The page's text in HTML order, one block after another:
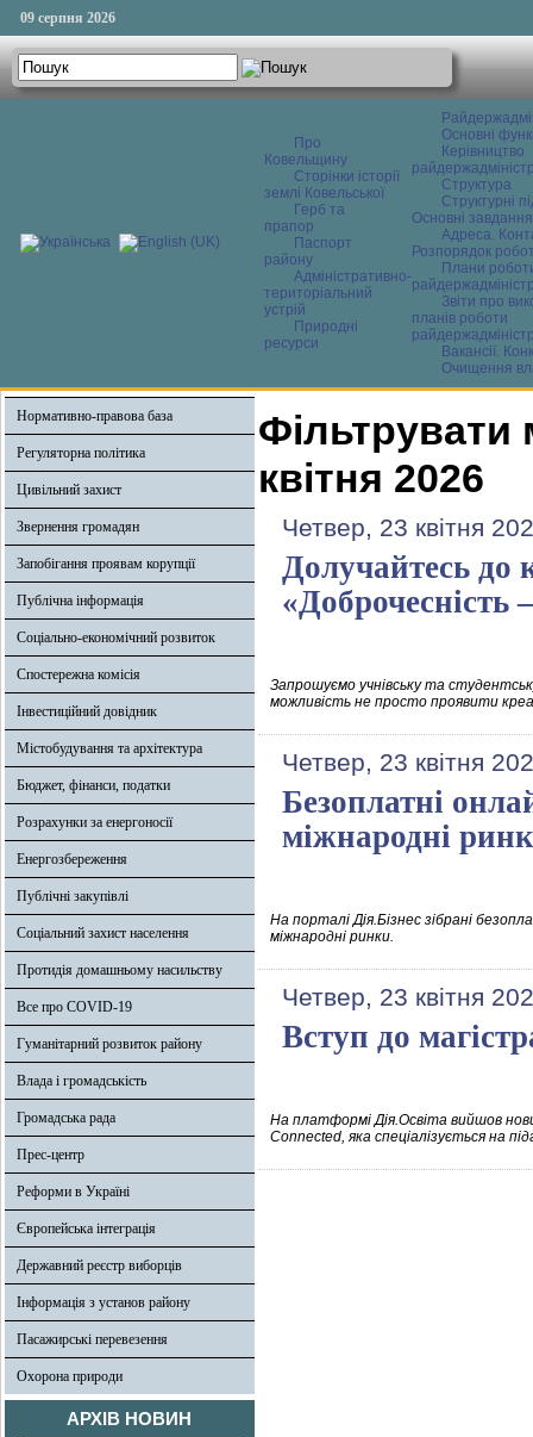
09 серпня 2026
Про
Ковельщину
Сторінки історії
землі Ковельської
Герб та
прапор
Паспорт
району
Адміністративно-
територіальний
устрій
Природні
ресурси
Основні
Керівництво
Структура
Структурні
Основні завдання
Адреса.
Розпорядок
Плани
Звіти про
планів роботи
Вакансії.
Очищення
Нормативно-правова база
Регуляторна політика
Цивільний захист
Звернення громадян
Запобігання проявам корупції
Публічна інформація
Соціально-економічний розвиток
Спостережна комісія
Інвестиційний довідник
Містобудування та архітектура
Бюджет, фінанси, податки
Розрахунки за енергоносії
Енергозбереження
Публічні закупівлі
Соціальний захист населення
Протидія домашньому насильству
Все про COVID-19
Гуманітарний розвиток району
Влада і громадськість
Громадська рада
Прес-центр
Реформи в Україні
Європейська інтеграція
Державний реєстр виборців
Інформація з установ району
Пасажирські перевезення
Охорона природи
АРХІВ НОВИН
Фільтрувати
квітня 2026
Четвер, 23 квітня
Долучайтесь до
«Доброчесність
Запрошуємо учнівську та
можливість не просто проявити
Четвер, 23 квітня
Безоплатні
міжнародні
На порталі Дія.Бізнес зібрані
міжнародні ринки.
Четвер, 23 квітня
Вступ до
На платформі Дія.Освіта вийшов
Connected, яка спеціалізується на